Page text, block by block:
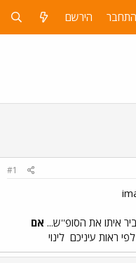
התחבר הירשם
#1
איתו את הסופ''ש... אם
ראות עיניכם לינוי